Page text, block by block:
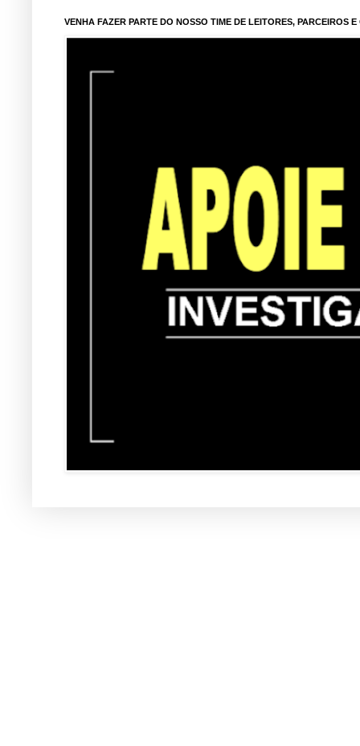
VENHA FAZER PARTE DO NOSSO TIME DE LEITORES, PARCEIROS